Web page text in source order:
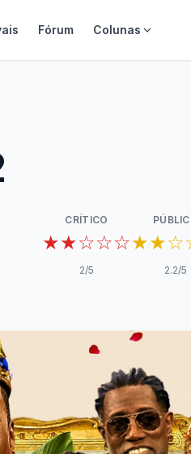
Fórum Colunas
CRÍTICO
★★☆☆☆
2/5 2.2/5